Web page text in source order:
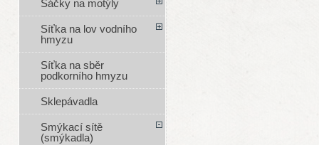
Sáčky na motýly
Síťka na lov vodního
hmyzu
Síťka na sběr
podkorního hmyzu
Sklepávadla
Smýkací sítě
(smýkadla)